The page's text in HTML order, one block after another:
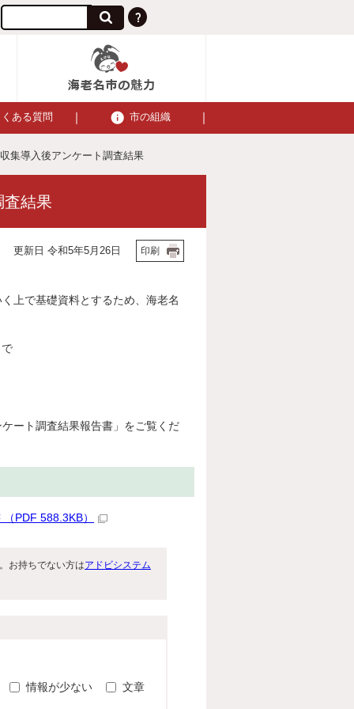
ある質問 市の組織
集導入後アンケート調査結果
査結果
更新日 令和5年5月26日 印刷
上で基礎資料とするため、海老名
ート調査結果報告書」をご覧くだ
PDF 588.3KB）
お持ちでない方はアドビシステム
情報が少ない 文章